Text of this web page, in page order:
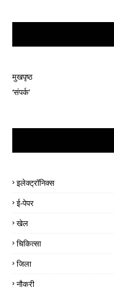
मुखपृष्ठ
‘संपर्क’
इलेक्ट्रॉनिक्स
ई-पेपर
खेल
चिकित्सा
जिला
नौकरी